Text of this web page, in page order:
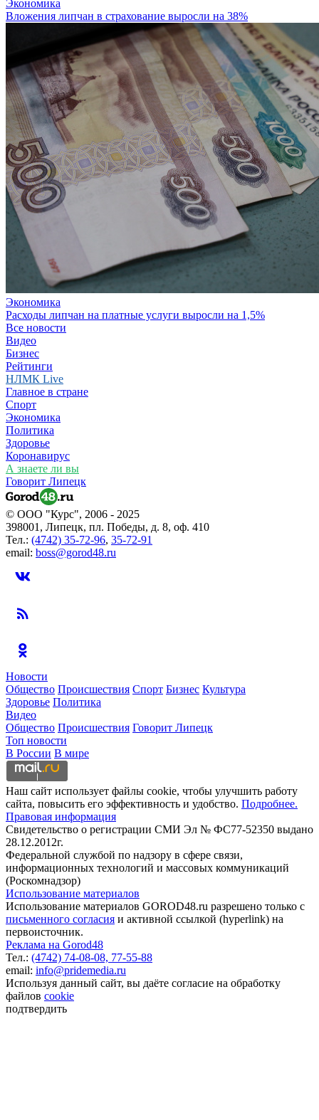
Экономика
Вложения липчан в страхование выросли на 38%
Экономика
Расходы липчан на платные услуги выросли на 1,5%
Все новости
Видео
Бизнес
Рейтинги
НЛМК Live
Главное в стране
Спорт
Экономика
Политика
Здоровье
Коронавирус
А знаете ли вы
Говорит Липецк
© ООО "Курс", 2006 - 2025
398001, Липецк, пл. Победы, д. 8, оф. 410
Тел.: (4742) 35-72-96, 35-72-91
email: boss@gorod48.ru
Новости
Общество Происшествия Спорт Бизнес Культура
Здоровье Политика
Видео
Общество Происшествия Говорит Липецк
Топ новости
В России В мире
Наш сайт использует файлы cookie, чтобы улучшить работу
сайта, повысить его эффективность и удобство. Подробнее.
Правовая информация
Свидетельство о регистрации СМИ Эл № ФС77-52350 выдано
28.12.2012г.
Федеральной службой по надзору в сфере связи,
информационных технологий и массовых коммуникаций
(Роскомнадзор)
Использование материалов
Использование материалов GOROD48.ru разрешено только с
письменного согласия и активной ссылкой (hyperlink) на
первоисточник.
Реклама на Gorod48
Тел.: (4742) 74-08-08, 77-55-88
email: info@pridemedia.ru
Используя данный сайт, вы даёте согласие на обработку
файлов cookie
подтвердить